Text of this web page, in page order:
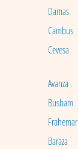
Damas
Cambus
Cevesa
Avanza
Busbam
Frahemar
Baraza